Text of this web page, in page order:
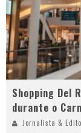
Shopping Del
durante o
Jornalista &